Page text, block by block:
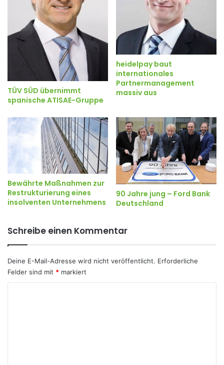
TÜV SÜD übernimmt
spanische ATISAE-Gruppe
heidelpay baut
internationales
Partnermanagement
massiv aus
Bewährte Maßnahmen zur
Restrukturierung eines
insolventen Unternehmens
90 Jahre jung – Ford Bank
Deutschland
Schreibe einen Kommentar
Deine E-Mail-Adresse wird nicht veröffentlicht. Erforderliche
Felder sind mit * markiert